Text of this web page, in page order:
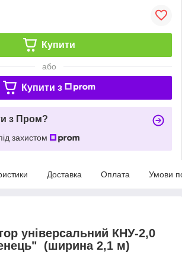
Купити
або
Купити з
з Пром?
захистом
Доставка Оплата Умови
універсальний КНУ-2,0
(ширина 2,1 м)